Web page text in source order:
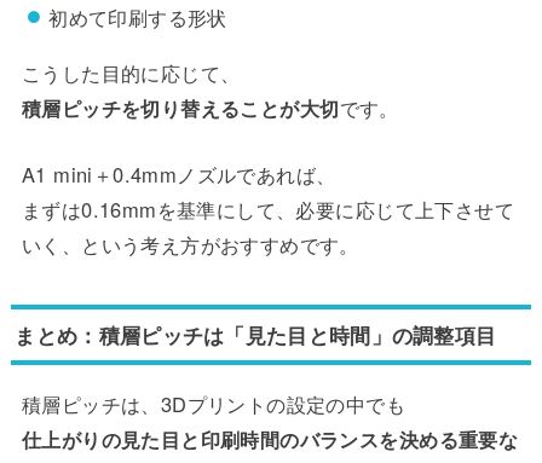
初めて印刷する形状
こうした目的に応じて、
積層ピッチを切り替えることが大切です。
A1 mini＋0.4mmノズルであれば、
まずは0.16mmを基準にして、必要に応じて上下させて
いく、という考え方がおすすめです。
まとめ：積層ピッチは「見た目と時間」の調整項目
積層ピッチは、3Dプリントの設定の中でも
仕上がりの見た目と印刷時間のバランスを決める重要な